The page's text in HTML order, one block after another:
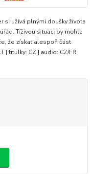
si užívá plnými doušky života
Tíživou situaci by mohla
že získat alespoň část
| titulky: CZ | audio: CZ/FR